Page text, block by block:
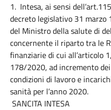
1. Intesa, ai sensi
decreto legislativo 31 marzo
del Ministro della salute di
concernente il riparto tra le
finanziarie di cui all’articolo
178/2020, ad incremento
condizioni di lavoro e
sanità per l’anno 2020.
SANCITA INTESA